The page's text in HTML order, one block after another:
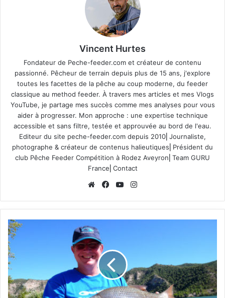
Vincent Hurtes
Fondateur de Peche-feeder.com et créateur de contenu
passionné. Pêcheur de terrain depuis plus de 15 ans, j'explore
toutes les facettes de la pêche au coup moderne, du feeder
classique au method feeder. À travers mes articles et mes Vlogs
YouTube, je partage mes succès comme mes analyses pour vous
aider à progresser. Mon approche : une expertise technique
accessible et sans filtre, testée et approuvée au bord de l'eau.
Editeur du site peche-feeder.com depuis 2010⎢Journaliste,
photographe & créateur de contenus halieutiques⎢Président du
club Pêche Feeder Compétition à Rodez Aveyron⎢Team GURU
France⎢ Contact
We
te
Fa
bo
ok
Yo
ub
e
ra
m
L
e
s
G
a
r
d